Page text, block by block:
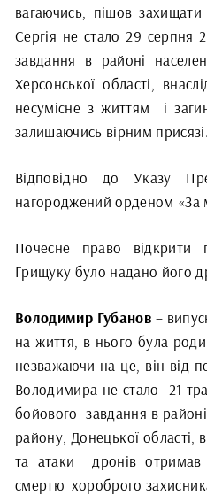
вагаючись, пішов
Сергія не стало 29 серпня
завдання в районі
Херсонської області,
несумісне з життям
і
залишаючись вірним присязі.
Відповідно до Указу
нагороджений орденом «За
Почесне право відкрити
Грищуку було надано його
Володимир Губанов –
на життя, в нього була
незважаючи на це, він від
Володимира не стало
21
бойового завдання в
району, Донецької області,
та атаки
дронів
смертю хороброго